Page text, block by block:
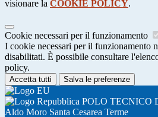
visionare la COOKIE POLICY.
Cookie necessari per il funzionamento
I cookie necessari per il funzionamento
disabilitati. È possibile consultare
policy.
Accetta tutti Salva le preferenze
POLO TECNICO
Aldo Moro Santa Cesarea Terme